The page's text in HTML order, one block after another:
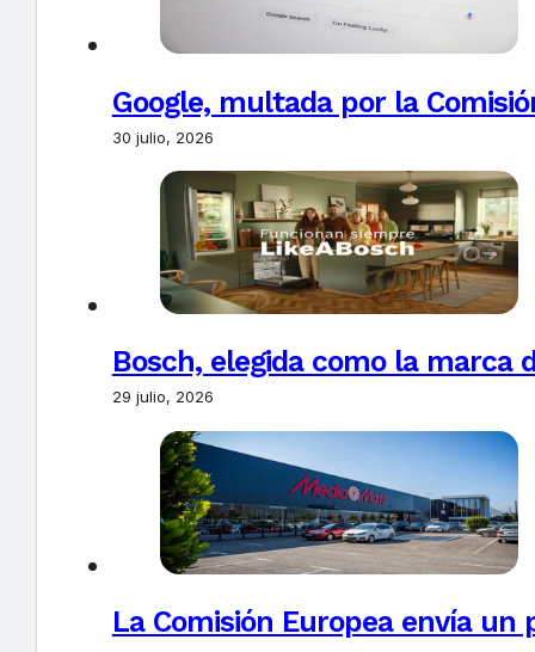
Google, multada por la
30 julio, 2026
Bosch, elegida como la marca
29 julio, 2026
La Comisión Europea envía un